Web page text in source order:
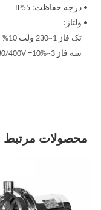
• درجه حفاظت: IP55
• ولتاژ:
– تک فاز 1~230 ولت 10%
– سه فاز 3~230/400V ±10%
محصولات مرتبط